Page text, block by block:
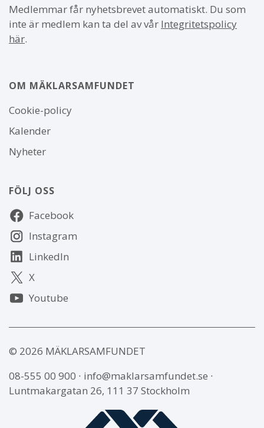
Medlemmar får nyhetsbrevet automatiskt. Du som
inte är medlem kan ta del av vår Integritetspolicy
här.
OM MÄKLARSAMFUNDET
Om
webbplatsen
Cookie-policy
Kalender
Nyheter
FÖLJ OSS
Följ
oss Facebook
Instagram
LinkedIn
X
Youtube
© 2026 MÄKLARSAMFUNDET
08-555 00 900 ∙ info@maklarsamfundet.se ∙
Luntmakargatan 26, 111 37 Stockholm